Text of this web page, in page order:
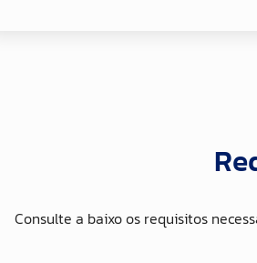
Consulte a baixo os requisitos